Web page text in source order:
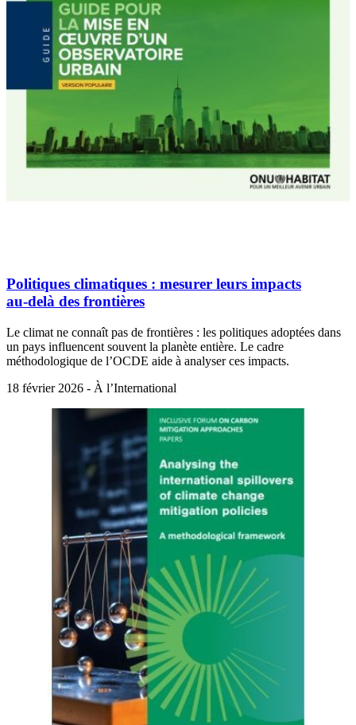
Politiques climatiques : mesurer leurs impacts
au‑delà des frontières
Le climat ne connaît pas de frontières : les politiques adoptées dans
un pays influencent souvent la planète entière. Le cadre
méthodologique de l’OCDE aide à analyser ces impacts.
18 février 2026 - À l’International